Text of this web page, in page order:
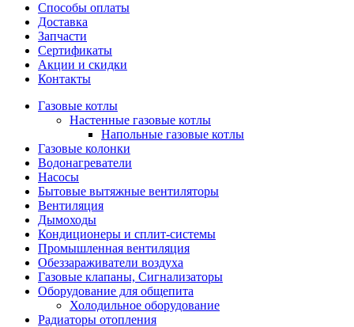
Способы оплаты
Доставка
Запчасти
Сертификаты
Акции и скидки
Контакты
Газовые котлы
Настенные газовые котлы
Напольные газовые котлы
Газовые колонки
Водонагреватели
Насосы
Бытовые вытяжные вентиляторы
Вентиляция
Дымоходы
Кондиционеры и сплит-системы
Промышленная вентиляция
Обеззараживатели воздуха
Газовые клапаны, Сигнализаторы
Оборудование для общепита
Холодильное оборудование
Радиаторы отопления